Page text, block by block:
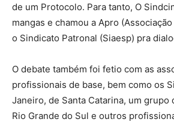
de um Protocolo. Para tanto, O
mangas e chamou a Apro
o Sindicato Patronal (Siaesp) pra
O debate também foi fetio com as
profissionais de base, bem como os
Janeiro, de Santa Catarina, um grupo
Rio Grande do Sul e outros